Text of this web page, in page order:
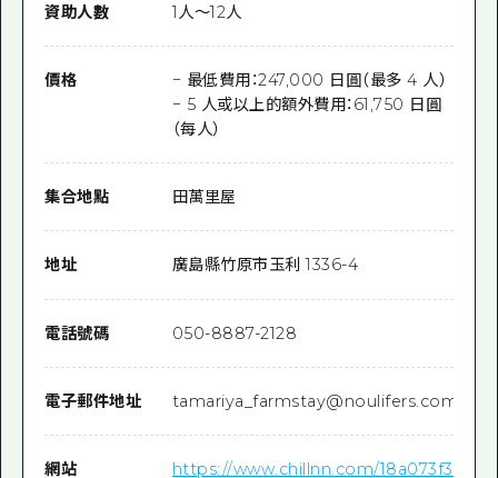
資助人數 1人～12人
價格
− 最低費用：247,000 日圓（最多 4 人）
− 5 人或以上的額外費用：61,750 日圓
（每人）
集合地點 田萬里屋
地址 廣島縣竹原市玉利 1336-4
電話號碼 050-8887-2128
電子郵件地址 tamariya_farmstay@noulifers.com
網站 https://www.chillnn.com/18a073f3